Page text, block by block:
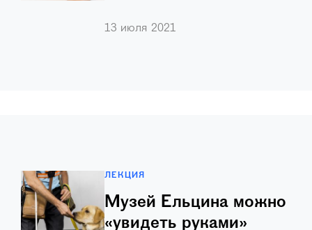
13 июля 2021
ЛЕКЦИЯ
Музей Ельцина можно
«увидеть руками»